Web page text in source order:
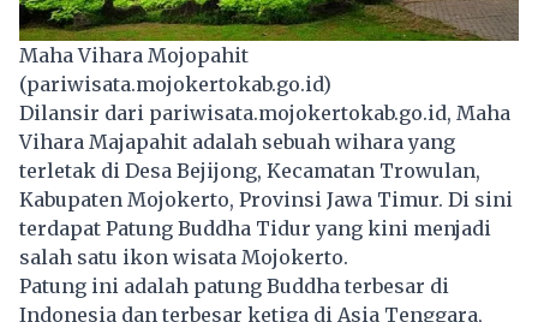
Maha Vihara Mojopahit
(pariwisata.mojokertokab.go.id)
Dilansir dari pariwisata.mojokertokab.go.id, Maha
Vihara Majapahit adalah sebuah wihara yang
terletak di Desa Bejijong, Kecamatan Trowulan,
Kabupaten Mojokerto, Provinsi Jawa Timur. Di sini
terdapat Patung Buddha Tidur yang kini menjadi
salah satu ikon wisata Mojokerto.
Patung ini adalah patung Buddha terbesar di
Indonesia dan terbesar ketiga di Asia Tenggara,